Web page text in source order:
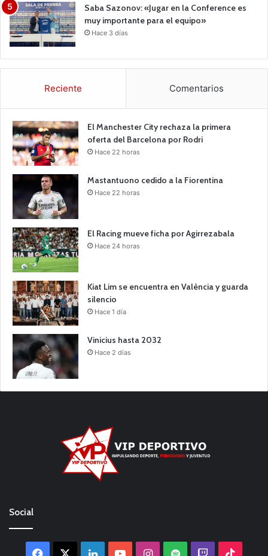
Saba Sazonov: «Jugar en la Conference es
muy importante para el equipo»
Hace 3 días
Reciente Comentarios
El Manchester City rechaza la primera
oferta del Barcelona por Rodri
Hace 22 horas
Mastantuono cedido a la Fiorentina
Hace 22 horas
El Racing mueve ficha por Agirrezabala
Hace 24 horas
Kiat Lim se encuentra en València y guarda
silencio
Hace 1 día
Vinicius hasta 2032
Hace 2 días
Social